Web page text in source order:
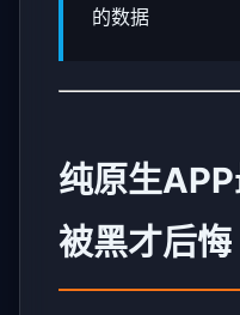
的数据
纯原生
被黑才后悔